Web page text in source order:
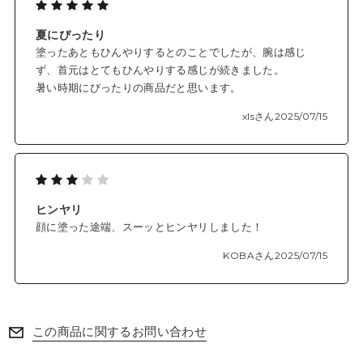
夏にぴったり
塗ったあともひんやりするとのことでしたが、腕は感じ
ず、首元はとてもひんやりする感じが続きました。
暑い時期にぴったりの商品だと思います。
xlsさん2025/07/15
ヒンヤリ
顔に塗った途端、スーッとヒンヤリしました！
KOBAさん2025/07/15
この商品に関するお問い合わせ